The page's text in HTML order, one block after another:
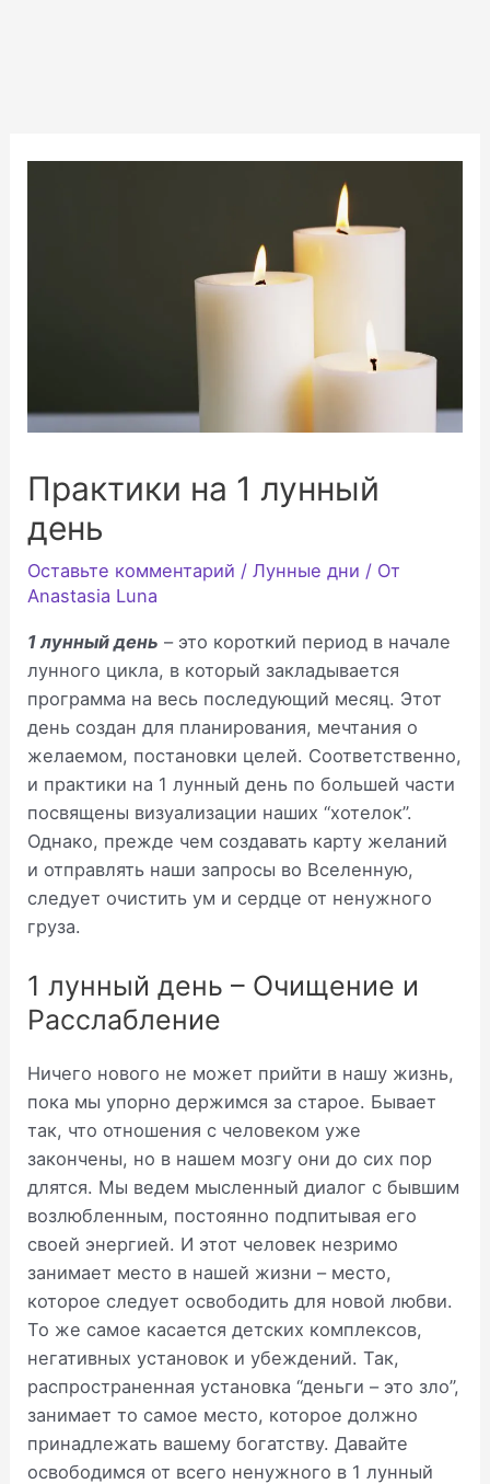
Практики на 1 лунный
день
Оставьте комментарий /Лунные дни / От
Anastasia Luna
1 лунный день – это короткий период в начале
лунного цикла, в который закладывается
программа на весь последующий месяц. Этот
день создан для планирования, мечтания о
желаемом, постановки целей. Соответственно,
и практики на 1 лунный день по большей части
посвящены визуализации наших “хотелок”.
Однако, прежде чем создавать карту желаний
и отправлять наши запросы во Вселенную,
следует очистить ум и сердце от ненужного
груза.
1 лунный день – Очищение и
Расслабление
Ничего нового не может прийти в нашу жизнь,
пока мы упорно держимся за старое. Бывает
так, что отношения с человеком уже
закончены, но в нашем мозгу они до сих пор
длятся. Мы ведем мысленный диалог с бывшим
возлюбленным, постоянно подпитывая его
своей энергией. И этот человек незримо
занимает место в нашей жизни – место,
которое следует освободить для новой любви.
То же самое касается детских комплексов,
негативных установок и убеждений. Так,
распространенная установка “деньги – это зло”,
занимает то самое место, которое должно
принадлежать вашему богатству. Давайте
освободимся от всего ненужного в 1 лунный